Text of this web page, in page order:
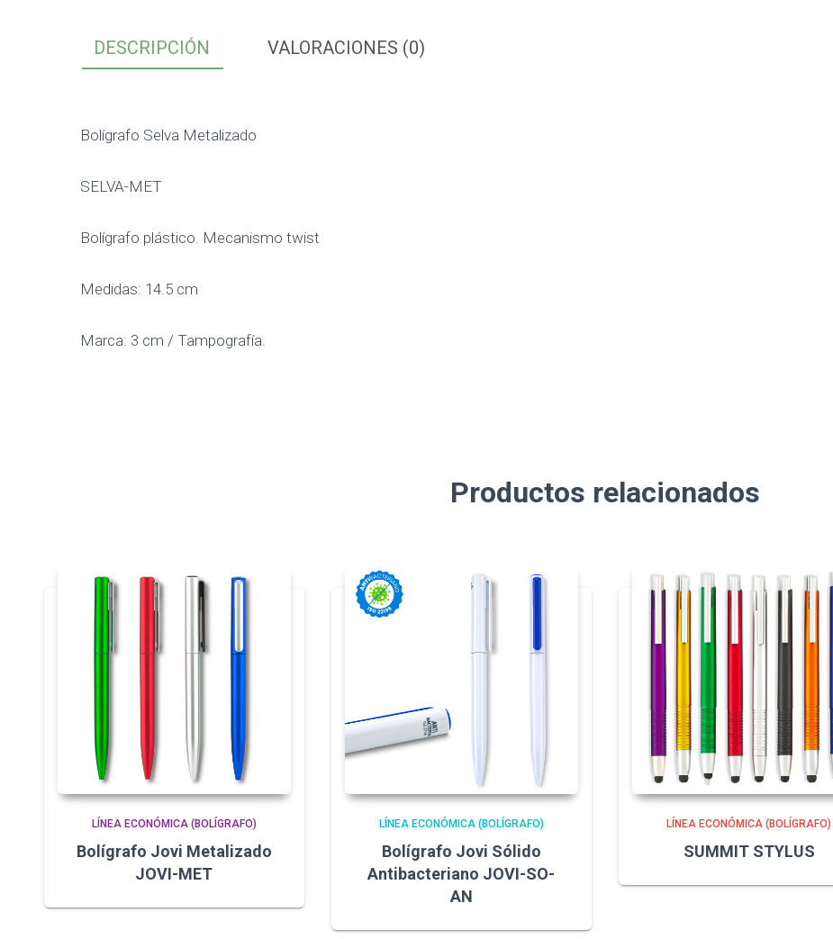
DESCRIPCIÓN VALORACIONES (0)
Bolígrafo Selva Metalizado
SELVA-MET
Bolígrafo plástico. Mecanismo twist
Medidas: 14.5 cm
Marca: 3 cm / Tampografía.
Productos relacionados
LÍNEA ECONÓMICA (BOLÍGRAFO)
Bolígrafo Jovi Metalizado
JOVI-MET
LÍNEA ECONÓMICA (BOLÍGRAFO)
Bolígrafo Jovi Sólido
Antibacteriano JOVI-SO-
AN
LÍNEA ECONÓMICA (BOLÍGRAFO)
SUMMIT STYLUS